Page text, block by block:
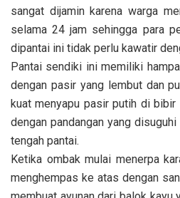
sangat dijamin karena warga
selama 24 jam sehingga para
dipantai ini tidak perlu kawatir
Pantai sendiki ini memiliki
dengan pasir yang lembut dan
kuat menyapu pasir putih di bibir
dengan pandangan yang
tengah pantai.
Ketika ombak mulai menerpa
menghempas ke atas dengan